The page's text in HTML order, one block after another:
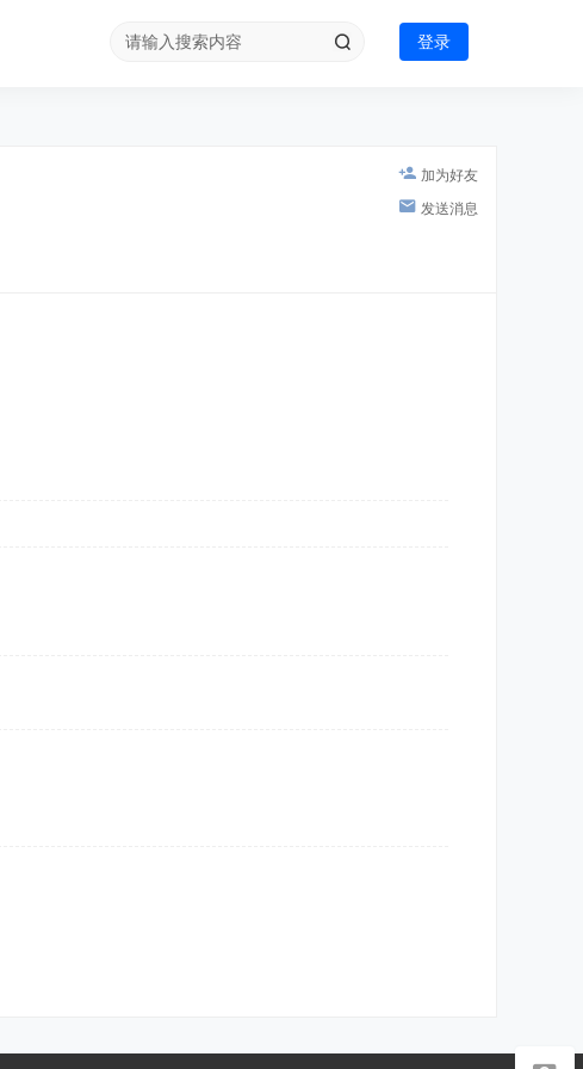
登录
加为好友
发送消息